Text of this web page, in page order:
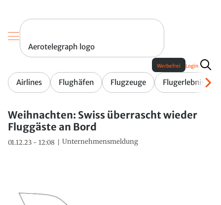
Aerotelegraph logo
Airlines Flughäfen Flugzeuge Flugerlebnis
Werbefrei Login
Weihnachten: Swiss überrascht wieder
Fluggäste an Bord
01.12.23 - 12:08 Unternehmensmeldung